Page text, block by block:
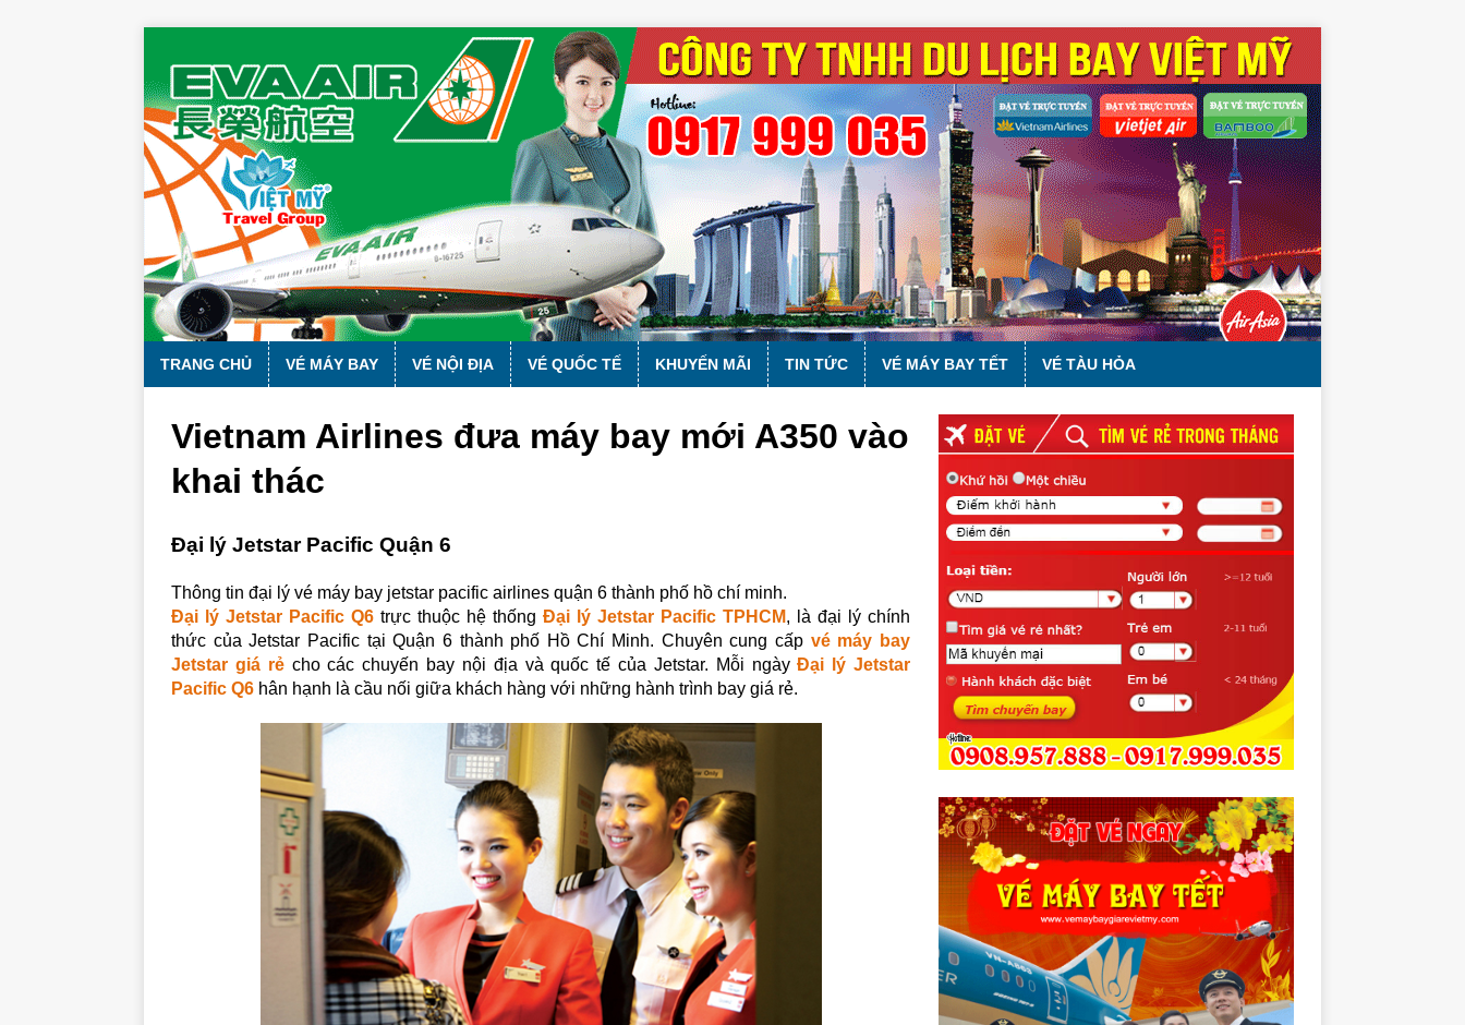
TRANG CHỦ VÉ MÁY BAY VÉ NỘI ĐỊA VÉ QUỐC TẾ KHUYẾN MÃI TIN TỨC VÉ MÁY BAY TẾT VÉ TÀU HỎA
Vietnam Airlines đưa máy bay mới A350 vào
khai thác
Đại lý Jetstar Pacific Quận 6
Thông tin đại lý vé máy bay jetstar pacific airlines quận 6 thành phố hồ chí minh.
Đại lý Jetstar Pacific Q6 trực thuộc hệ thống Đại lý Jetstar Pacific TPHCM, là đại lý chính
thức của Jetstar Pacific tại Quận 6 thành phố Hồ Chí Minh. Chuyên cung cấp vé máy bay
Jetstar giá rẻ cho các chuyến bay nội địa và quốc tế của Jetstar. Mỗi ngày Đại lý Jetstar
Pacific Q6 hân hạnh là cầu nối giữa khách hàng với những hành trình bay giá rẻ.